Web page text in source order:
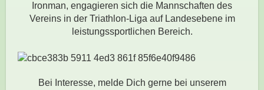
Ironman, engagieren sich die Mannschaften des
Vereins in der Triathlon-Liga auf Landesebene im
leistungssportlichen Bereich.
Bei Interesse, melde Dich gerne bei unserem